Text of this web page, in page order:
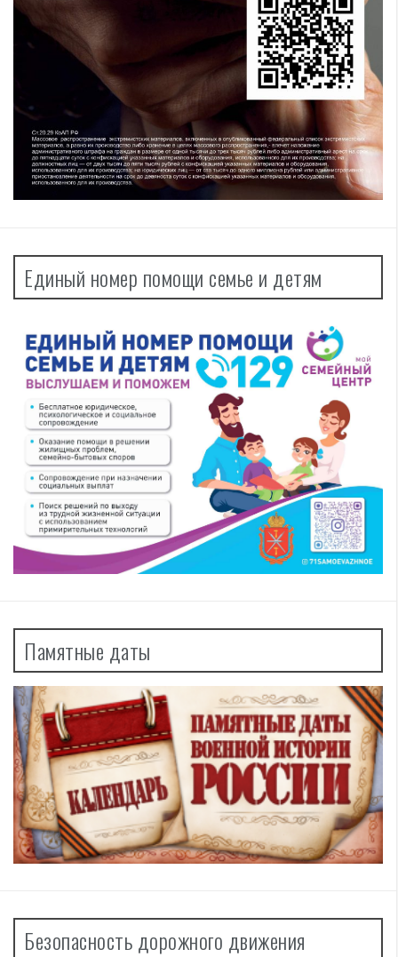
Единый номер помощи семье и детям
Памятные даты
Безопасность дорожного движения